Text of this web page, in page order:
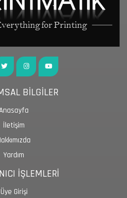
BİLGİLER
İletişim
Yardım
İŞLEMLERİ
Üye Girişi